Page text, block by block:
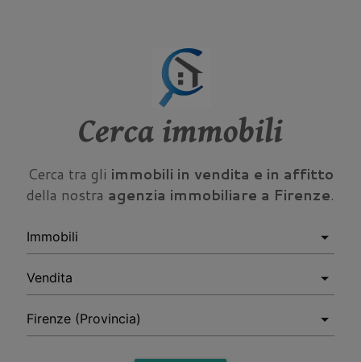
Cerca immobili
Cerca tra gli immobili in vendita e in affitto
della nostra agenzia immobiliare a Firenze.